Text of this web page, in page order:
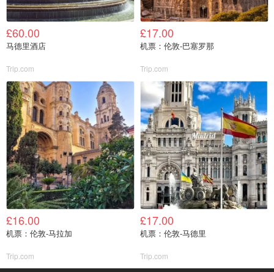
£60.00
马德里酒店
Trip.com
£17.00
机票：伦敦-巴塞罗那
Trip.com
£16.00
机票：伦敦-马拉加
Trip.com
£17.00
机票：伦敦-马德里
Trip.com